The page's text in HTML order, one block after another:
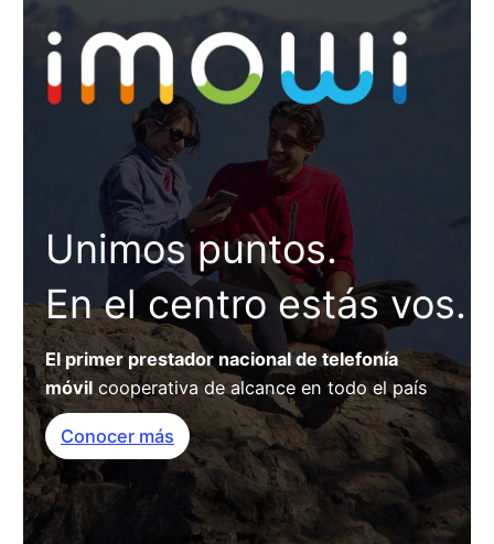
Unimos puntos.
En el centro estás vos.
El primer prestador nacional de telefonía
móvilcooperativa de alcance en todo el país
Conocer más